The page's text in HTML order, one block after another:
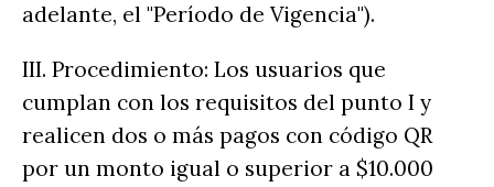
adelante, el "Período de Vigencia").
III. Procedimiento: Los usuarios que
cumplan con los requisitos del punto I y
realicen dos o más pagos con código QR
por un monto igual o superior a $10.000